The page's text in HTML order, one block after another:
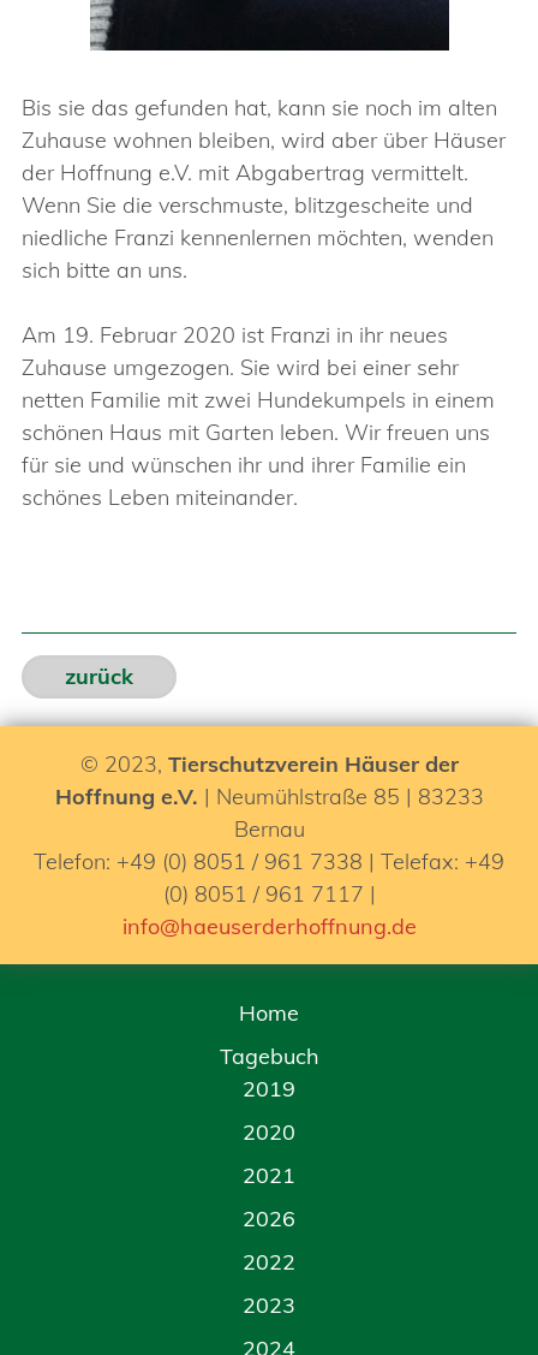
Bis sie das gefunden hat, kann sie noch im alten
Zuhause wohnen bleiben, wird aber über Häuser
der Hoffnung e.V. mit Abgabertrag vermittelt.
Wenn Sie die verschmuste, blitzgescheite und
niedliche Franzi kennenlernen möchten, wenden
sich bitte an uns.
Am 19. Februar 2020 ist Franzi in ihr neues
Zuhause umgezogen. Sie wird bei einer sehr
netten Familie mit zwei Hundekumpels in einem
schönen Haus mit Garten leben. Wir freuen uns
für sie und wünschen ihr und ihrer Familie ein
schönes Leben miteinander.
zurück
© 2023, Tierschutzverein Häuser der
Hoffnung e.V. | Neumühlstraße 85 | 83233
Bernau
Telefon: +49 (0) 8051 / 961 7338 | Telefax: +49
(0) 8051 / 961 7117 |
info@haeuserderhoffnung.de
Home
Tagebuch
2019
2020
2021
2026
2022
2023
2024